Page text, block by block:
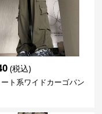
(税込)
ト系ワイドカーゴパン